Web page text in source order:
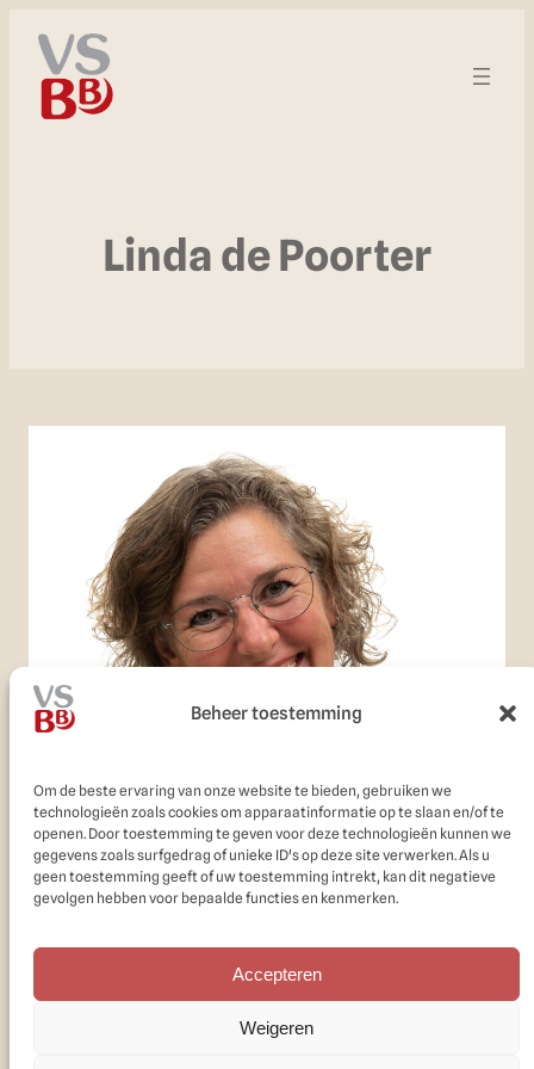
Beheer toestemming
Om de beste ervaring van onze website te bieden, gebruiken we
technologieën zoals cookies om apparaatinformatie op te slaan en/of te
openen. Door toestemming te geven voor deze technologieën kunnen we
gegevens zoals surfgedrag of unieke ID's op deze site verwerken. Als u
geen toestemming geeft of uw toestemming intrekt, kan dit negatieve
gevolgen hebben voor bepaalde functies en kenmerken.
Accepteren
Weigeren
Linda de Poorter